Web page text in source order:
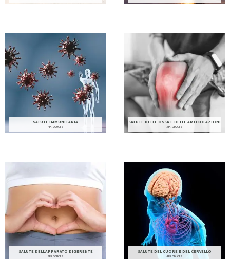
SALUTE IMMUNITARIA
7 PRODUCTS
SALUTE DELLE OSSA E DELLE ARTICOLAZIONI
3 PRODUCTS
SALUTE DELL'APPARATO DIGERENTE
8 PRODUCTS
SALUTE DEL CUORE E DEL CERVELLO
4 PRODUCTS